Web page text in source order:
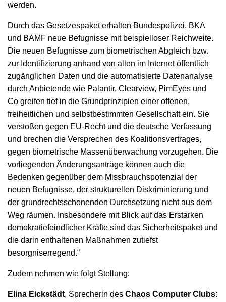
werden.
Durch das Gesetzespaket erhalten Bundespolizei, BKA
und BAMF neue Befugnisse mit beispielloser Reichweite.
Die neuen Befugnisse zum biometrischen Abgleich bzw.
zur Identifizierung anhand von allen im Internet öffentlich
zugänglichen Daten und die automatisierte Datenanalyse
durch Anbietende wie Palantir, Clearview, PimEyes und
Co greifen tief in die Grundprinzipien einer offenen,
freiheitlichen und selbstbestimmten Gesellschaft ein. Sie
verstoßen gegen EU-Recht und die deutsche Verfassung
und brechen die Versprechen des Koalitionsvertrages,
gegen biometrische Massenüberwachung vorzugehen. Die
vorliegenden Änderungsanträge können auch die
Bedenken gegenüber dem Missbrauchspotenzial der
neuen Befugnisse, der strukturellen Diskriminierung und
der grundrechtsschonenden Durchsetzung nicht aus dem
Weg räumen. Insbesondere mit Blick auf das Erstarken
demokratiefeindlicher Kräfte sind das Sicherheitspaket und
die darin enthaltenen Maßnahmen zutiefst
besorgniserregend.“
Zudem nehmen wie folgt Stellung:
Elina Eickstädt, Sprecherin des Chaos Computer Clubs: